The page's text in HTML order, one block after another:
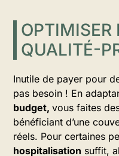
OPTIMISER
QUALITÉ-
Inutile de payer pour
pas besoin ! En
budget, vous faites
bénéficiant d’une
réels. Pour certaines
hospitalisation suffit,